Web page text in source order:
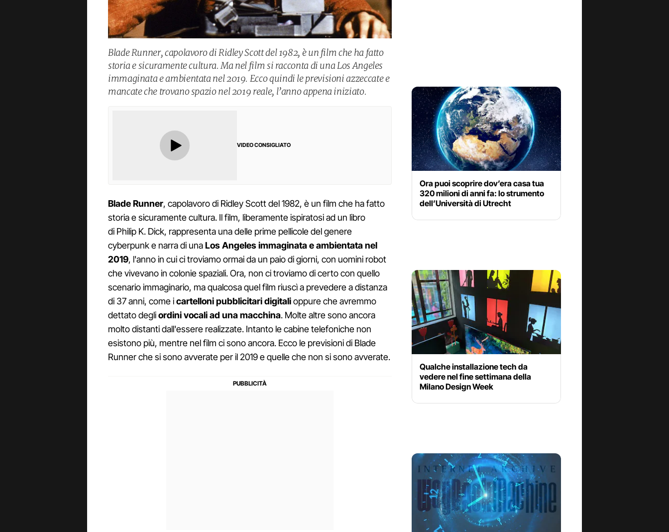
Blade Runner, capolavoro di Ridley Scott del 1982, è un film che ha fatto
storia e sicuramente cultura. Ma nel film si racconta di una Los Angeles
immaginata e ambientata nel 2019. Ecco quindi le previsioni azzeccate e
mancate che trovano spazio nel 2019 reale, l’anno appena iniziato.
VIDEO CONSIGLIATO
Blade Runner, capolavoro di Ridley Scott del 1982, è un film che ha fatto
storia e sicuramente cultura. Il film, liberamente ispiratosi ad un libro
di Philip K. Dick, rappresenta una delle prime pellicole del genere
cyberpunk e narra di unaLos Angeles immaginata e ambientata nel
2019, l'anno in cui ci troviamo ormai da un paio di giorni, con uomini robot
che vivevano in colonie spaziali. Ora, non ci troviamo di certo con quello
scenario immaginario, ma qualcosa quel film riuscì a prevedere a distanza
di 37 anni, come icartelloni pubblicitari digitalioppure che avremmo
dettato degliordini vocali ad una macchina. Molte altre sono ancora
molto distanti dall'essere realizzate. Intanto le cabine telefoniche non
esistono più, mentre nel film ci sono ancora. Ecco le previsioni di Blade
Runner che si sono avverate per il 2019 e quelle che non si sono avverate.
Ora puoi scoprire dov’era casa tua
320 milioni di anni fa: lo strumento
dell’Università di Utrecht
Qualche installazione tech da
vedere nel fine settimana della
Milano Design Week